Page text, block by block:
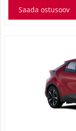
Saada ostusoov